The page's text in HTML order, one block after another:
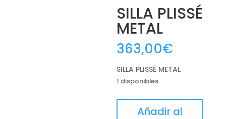
SILLA PLISSÉ
METAL
363,00€
SILLA PLISSÉ METAL
1 disponibles
Añadir al